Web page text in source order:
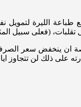
الليرة لتمويل
مباشرة من الـ10 الى 12 الف
ان ينخفض سعر
على ذلك لن